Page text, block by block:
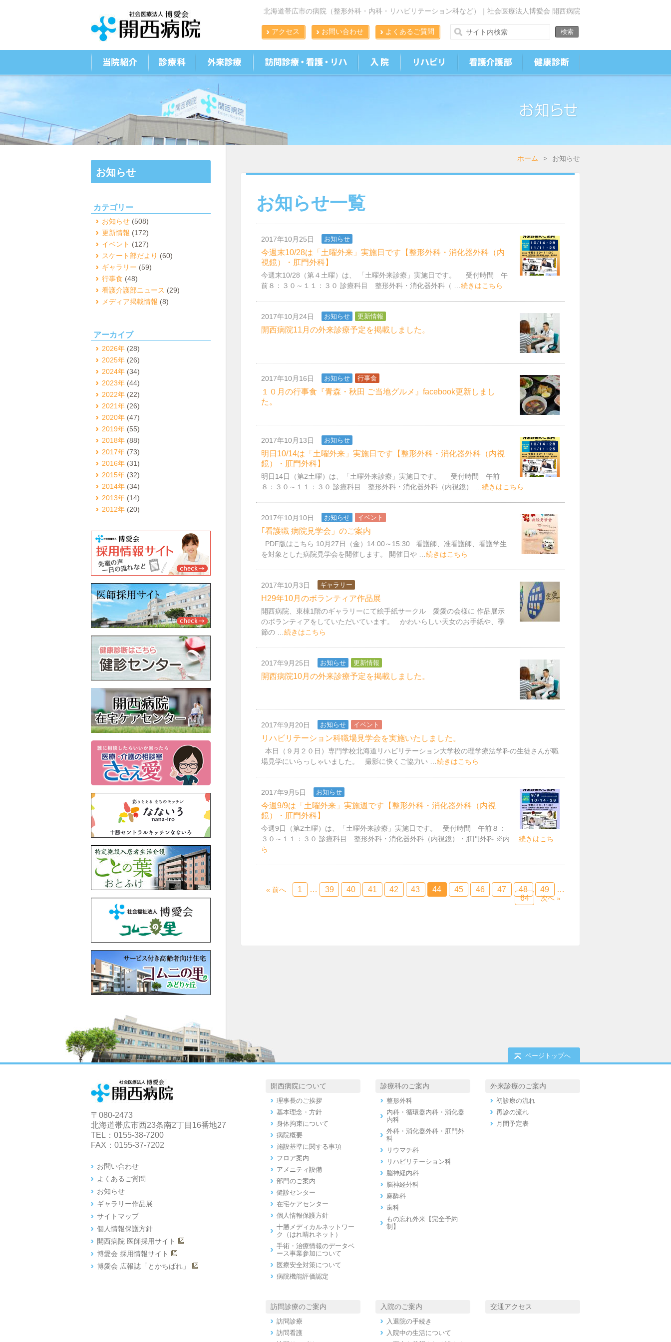
北海道帯広市の病院（整形外科・内科・リハビリテーション科など）｜社会医療法人博愛会 開西病院
よくあるご質問
お問い合わせ
アクセス
ホーム > お知らせ
お知らせ一覧
2017年10月25日 お知らせ
今週末10/28は「土曜外来」実施日です【整形外科・消化器外科（内
視鏡）・肛門外科】
今週末10/28（第４土曜）は、 「土曜外来診療」実施日です。 受付時間 午
前８：３０～１１：３０ 診療科目 整形外科・消化器外科（ … 続きはこちら
2017年10月24日 お知らせ 更新情報
開西病院11月の外来診療予定を掲載しました。
2017年10月16日 お知らせ 行事食
１０月の行事食『青森・秋田 ご当地グルメ』facebook更新しまし
た。
2017年10月13日 お知らせ
明日10/14は「土曜外来」実施日です【整形外科・消化器外科（内視
鏡）・肛門外科】
明日14日（第2土曜）は、「土曜外来診療」実施日です。 受付時間 午前
８：３０～１１：３０ 診療科目 整形外科・消化器外科（内視鏡） … 続きはこちら
2017年10月10日 お知らせ イベント
｢看護職 病院見学会」のご案内
PDF版はこちら 10月27日（金）14:00～15:30 看護師、准看護師、看護学生
を対象とした病院見学会を開催します。 開催日や … 続きはこちら
2017年10月3日 ギャラリー
H29年10月のボランティア作品展
開西病院、東棟1階のギャラリーにて絵手紙サークル 愛愛の会様に 作品展示
のボランティアをしていただいています。 かわいらしい天女のお手紙や、季
節の … 続きはこちら
2017年9月25日 お知らせ 更新情報
開西病院10月の外来診療予定を掲載しました。
2017年9月20日 お知らせ イベント
リハビリテーション科職場見学会を実施いたしました。
本日（９月２０日）専門学校北海道リハビリテーション大学校の理学療法学科の生徒さんが職
場見学にいらっしゃいました。 撮影に快くご協力い … 続きはこちら
2017年9月5日 お知らせ
今週9/9は「土曜外来」実施週です【整形外科・消化器外科（内視
鏡）・肛門外科】
今週9日（第2土曜）は、「土曜外来診療」実施日です。 受付時間 午前８：
３０～１１：３０ 診療科目 整形外科・消化器外科（内視鏡）・肛門外科 ※内 … 続きはこち
ら
« 前へ 1 … 39 40 41 42 43 44 45 46 47 48 49
…
64
次へ »
お知らせ
カテゴリー
お知らせ (508)
更新情報 (172)
イベント (127)
スケート部だより (60)
ギャラリー (59)
行事食 (48)
看護介護部ニュース (29)
メディア掲載情報 (8)
アーカイブ
2026年 (28)
2025年 (26)
2024年 (34)
2023年 (44)
2022年 (22)
2021年 (26)
2020年 (47)
2019年 (55)
2018年 (88)
2017年 (73)
2016年 (31)
2015年 (32)
2014年 (34)
2013年 (14)
2012年 (20)
ページトップへ
〒080-2473
北海道帯広市西23条南2丁目16番地27
TEL：0155-38-7200
FAX：0155-37-7202
お問い合わせ
よくあるご質問
お知らせ
ギャラリー作品展
サイトマップ
個人情報保護方針
開西病院 医師採用サイト
博愛会 採用情報サイト
博愛会 広報誌「とかちばれ」
開西病院について
理事長のご挨拶
基本理念・方針
身体拘束について
病院概要
施設基準に関する事項
フロア案内
アメニティ設備
部門のご案内
健診センター
在宅ケアセンター
個人情報保護方針
十勝メディカルネットワー
ク（はれ晴れネット）
手術・治療情報のデータベ
ース事業参加について
医療安全対策について
病院機能評価認定
診療科のご案内
整形外科
内科・循環器内科・消化器
内科
外科・消化器外科・肛門外
科
リウマチ科
リハビリテーション科
脳神経内科
脳神経外科
麻酔科
歯科
もの忘れ外来【完全予約
制】
外来診療のご案内
初診療の流れ
再診の流れ
月間予定表
訪問診療のご案内
訪問診療
訪問看護
入院のご案内
入退院の手続き
入院中の生活について
交通アクセス